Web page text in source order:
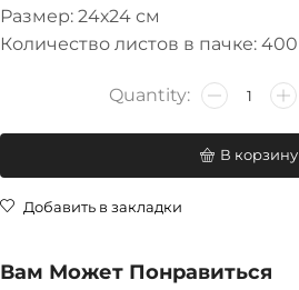
Размер: 24х24 см
Количество листов в пачке: 400
В корзину
Добавить в закладки
Вам Может Понравиться